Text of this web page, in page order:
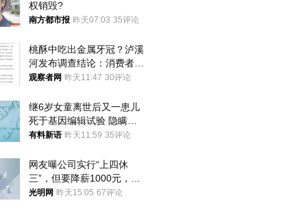
权销毁?
南方都市报 昨天07:03 35评论
桃酥中吃出金属牙冠？泸溪
河发布调查结论：消费者已
澄清，所发视频情况不属实
观察者网 昨天11:47 30评论
继6岁女童离世后又一患儿
死于基因编辑试验 隐瞒一
年才对外披露
有料新语 昨天11:59 35评论
网友曝公司实行“上四休
三”，但要降薪1000元，不
接受只能辞职
光明网 昨天15:05 67评论